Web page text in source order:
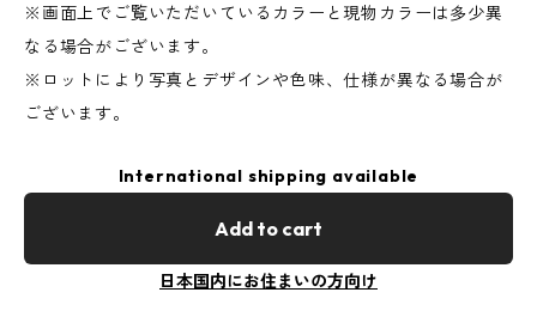
※画面上でご覧いただいているカラーと現物カラーは多少異
なる場合がございます。
※ロットにより写真とデザインや色味、仕様が異なる場合が
ございます。
International shipping available
Add to cart
日本国内にお住まいの方向け